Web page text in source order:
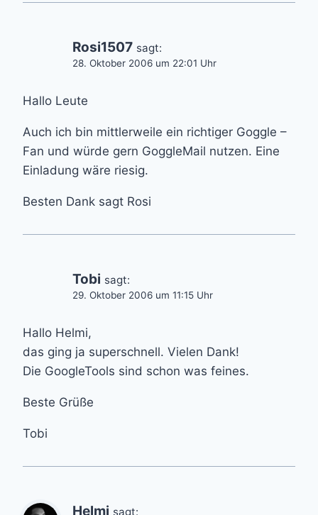
Rosi1507 sagt:
28. Oktober 2006 um 22:01 Uhr
Hallo Leute
Auch ich bin mittlerweile ein richtiger Goggle –
Fan und würde gern GoggleMail nutzen. Eine
Einladung wäre riesig.
Besten Dank sagt Rosi
Tobi sagt:
29. Oktober 2006 um 11:15 Uhr
Hallo Helmi,
das ging ja superschnell. Vielen Dank!
Die GoogleTools sind schon was feines.
Beste Grüße
Tobi
Helmi sagt: